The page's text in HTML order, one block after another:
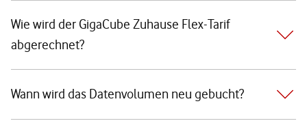
Wie wird der GigaCube Zuhause Flex-Tarif
abgerechnet?
Wann wird das Datenvolumen neu gebucht?